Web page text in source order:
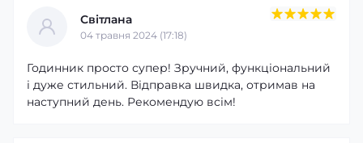
Світлана
04 травня 2024 (17:18)
Годинник просто супер! Зручний, функціональний
і дуже стильний. Відправка швидка, отримав на
наступний день. Рекомендую всім!